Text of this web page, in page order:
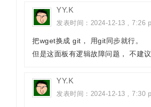
YY.K
发表时间：2024-12-13 , 7:26
把wget换成 git， 用git同步就行。
但是这面板有逻辑故障问题， 不建议
YY.K
发表时间：2024-12-13 , 7:30